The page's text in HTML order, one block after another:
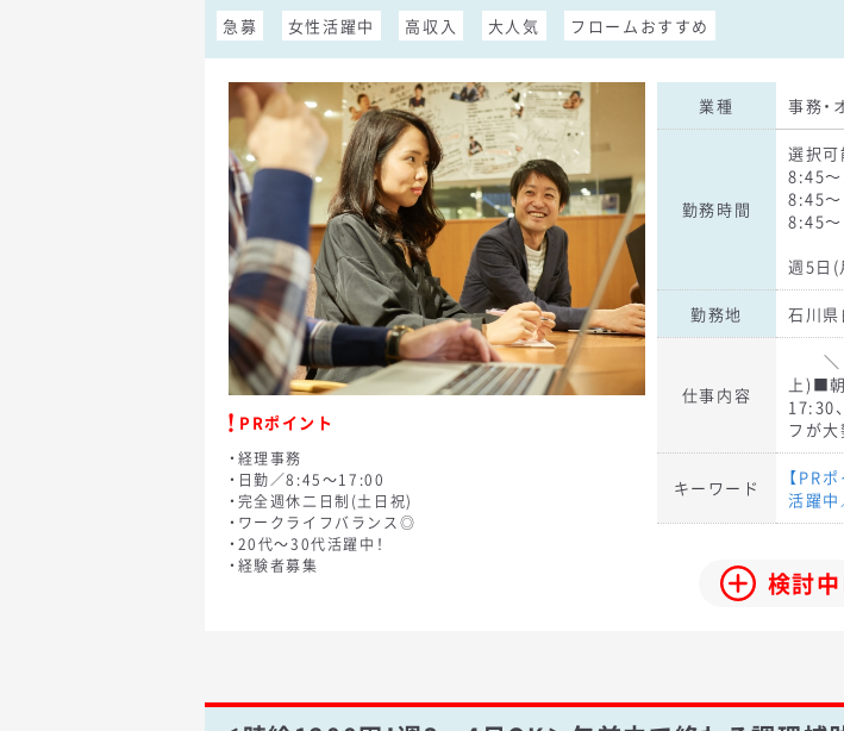
急募 女性活躍中 高収入 大人気 フロームおすすめ
PRポイント
・経理事務
・日勤／8:45～17:00
・完全週休二日制(土日祝)
・ワークライフバランス◎
・20代～30代活躍中！
・経験者募集
業種 事務・
勤務時間
選択可
8:45
8:45
8:45
週5日(
勤務地 石川
仕事内容
＼
上)■
17:30
フが
キーワード
【PR
活躍
検討